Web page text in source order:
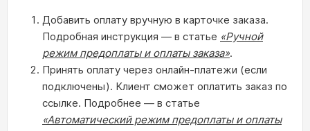
Добавить оплату вручную в карточке заказа.
Подробная инструкция — в статье «Ручной
режим предоплаты и оплаты заказа».
Принять оплату через онлайн‑платежи (если
подключены). Клиент сможет оплатить заказ по
ссылке. Подробнее — в статье
«Автоматический режим предоплаты и оплаты